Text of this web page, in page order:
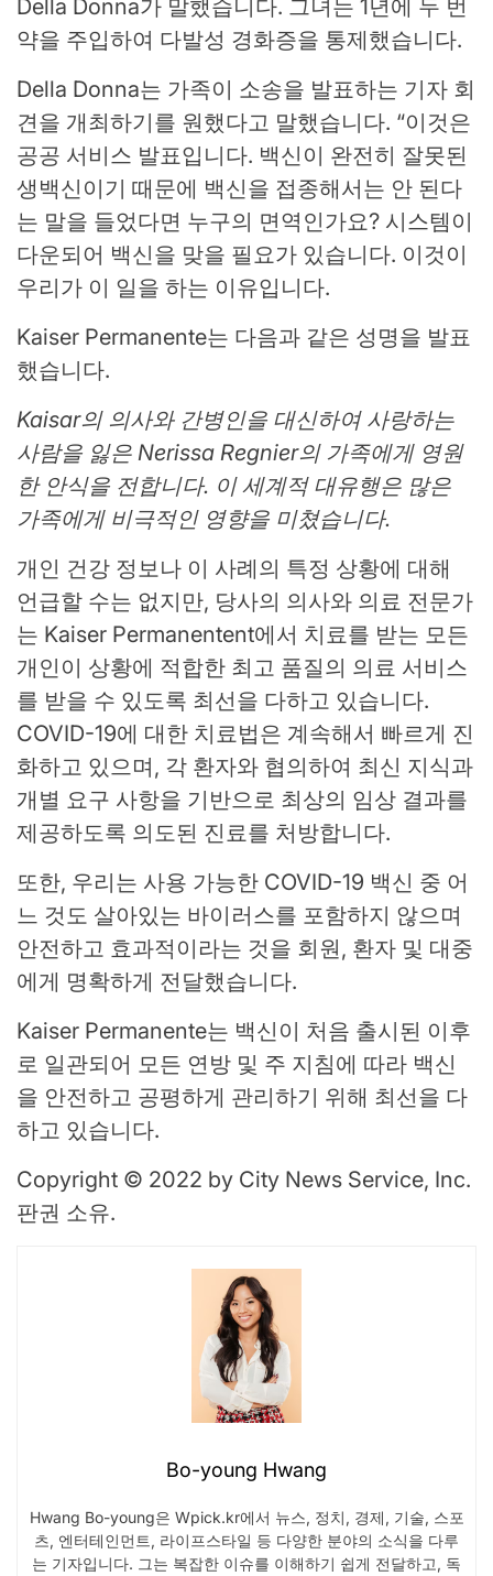
Della Donna가 말했습니다. 그녀는 1년에 두 번
약을 주입하여 다발성 경화증을 통제했습니다.
Della Donna는 가족이 소송을 발표하는 기자 회
견을 개최하기를 원했다고 말했습니다. “이것은
공공 서비스 발표입니다. 백신이 완전히 잘못된
생백신이기 때문에 백신을 접종해서는 안 된다
는 말을 들었다면 누구의 면역인가요? 시스템이
다운되어 백신을 맞을 필요가 있습니다. 이것이
우리가 이 일을 하는 이유입니다.
Kaiser Permanente는 다음과 같은 성명을 발표
했습니다.
Kaisar의 의사와 간병인을 대신하여 사랑하는
사람을 잃은 Nerissa Regnier의 가족에게 영원
한 안식을 전합니다. 이 세계적 대유행은 많은
가족에게 비극적인 영향을 미쳤습니다.
개인 건강 정보나 이 사례의 특정 상황에 대해
언급할 수는 없지만, 당사의 의사와 의료 전문가
는 Kaiser Permanentent에서 치료를 받는 모든
개인이 상황에 적합한 최고 품질의 의료 서비스
를 받을 수 있도록 최선을 다하고 있습니다.
COVID-19에 대한 치료법은 계속해서 빠르게 진
화하고 있으며, 각 환자와 협의하여 최신 지식과
개별 요구 사항을 기반으로 최상의 임상 결과를
제공하도록 의도된 진료를 처방합니다.
또한, 우리는 사용 가능한 COVID-19 백신 중 어
느 것도 살아있는 바이러스를 포함하지 않으며
안전하고 효과적이라는 것을 회원, 환자 및 대중
에게 명확하게 전달했습니다.
Kaiser Permanente는 백신이 처음 출시된 이후
로 일관되어 모든 연방 및 주 지침에 따라 백신
을 안전하고 공평하게 관리하기 위해 최선을 다
하고 있습니다.
Copyright © 2022 by City News Service, Inc.
판권 소유.
Bo-young Hwang
Hwang Bo-young은 Wpick.kr에서 뉴스, 정치, 경제, 기술, 스포
츠, 엔터테인먼트, 라이프스타일 등 다양한 분야의 소식을 다루
는 기자입니다. 그는 복잡한 이슈를 이해하기 쉽게 전달하고, 독